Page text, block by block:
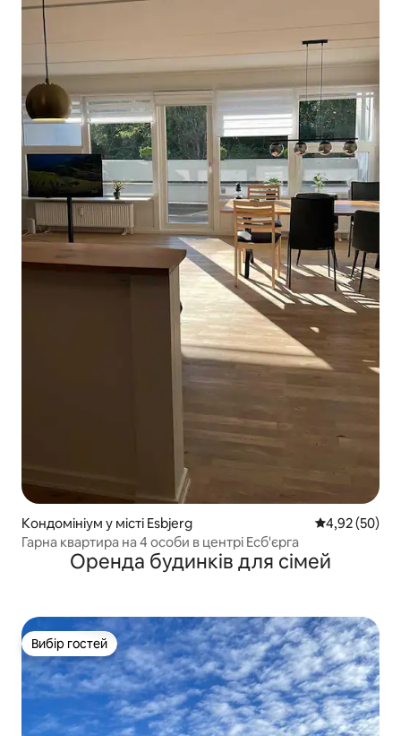
Кондомініум у місті Esbjerg Середня
4,92 (50)
Гарна квартира на 4 особи в центрі Есб'єрга
Оренда будинків для сімей
Вибір гостей
Вибір гостей